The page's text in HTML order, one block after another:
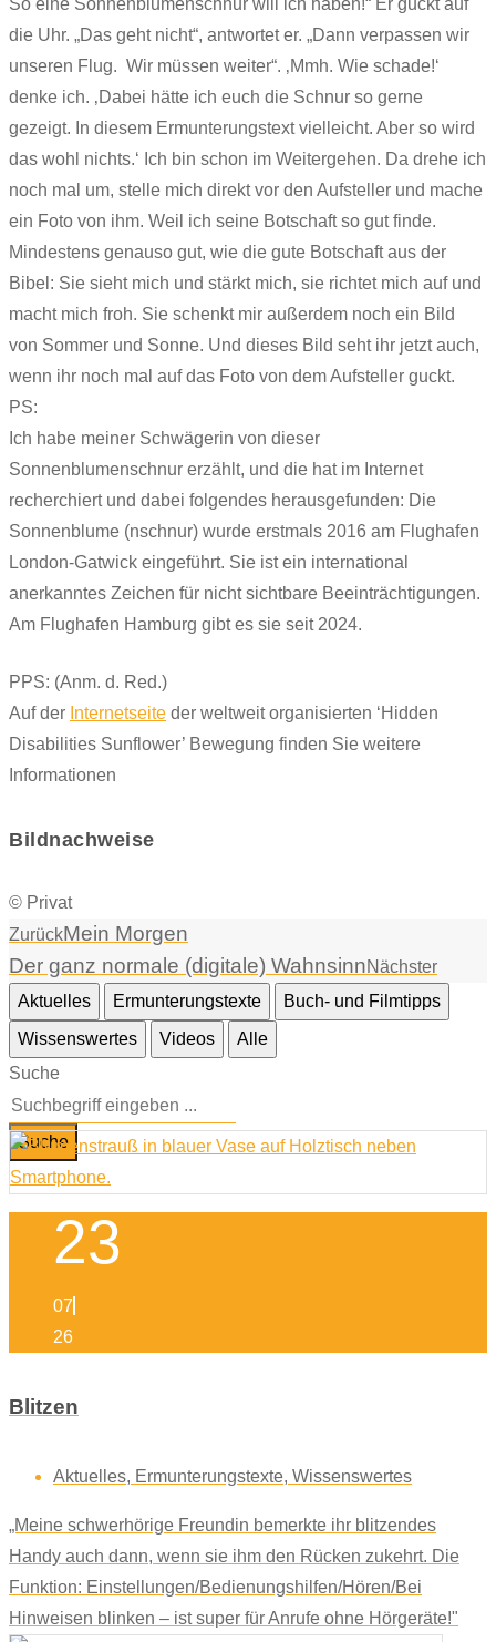
So eine Sonnenblumenschnur will ich haben!“ Er guckt auf
die Uhr. „Das geht nicht“, antwortet er. „Dann verpassen wir
unseren Flug. Wir müssen weiter“. ‚Mmh. Wie schade!‘
denke ich. ‚Dabei hätte ich euch die Schnur so gerne
gezeigt. In diesem Ermunterungstext vielleicht. Aber so wird
das wohl nichts.‘ Ich bin schon im Weitergehen. Da drehe ich
noch mal um, stelle mich direkt vor den Aufsteller und mache
ein Foto von ihm. Weil ich seine Botschaft so gut finde.
Mindestens genauso gut, wie die gute Botschaft aus der
Bibel: Sie sieht mich und stärkt mich, sie richtet mich auf und
macht mich froh. Sie schenkt mir außerdem noch ein Bild
von Sommer und Sonne. Und dieses Bild seht ihr jetzt auch,
wenn ihr noch mal auf das Foto von dem Aufsteller guckt.
PS:
Ich habe meiner Schwägerin von dieser
Sonnenblumenschnur erzählt, und die hat im Internet
recherchiert und dabei folgendes herausgefunden: Die
Sonnenblume (nschnur) wurde erstmals 2016 am Flughafen
London-Gatwick eingeführt. Sie ist ein international
anerkanntes Zeichen für nicht sichtbare Beeinträchtigungen.
Am Flughafen Hamburg gibt es sie seit 2024.
PPS: (Anm. d. Red.)
Auf der Internetseite der weltweit organisierten ‘Hidden
Disabilities Sunflower’ Bewegung finden Sie weitere
Informationen
Bildnachweise
© Privat
ZurückMein Morgen
Der ganz normale (digitale) WahnsinnNächster
Aktuelles
Ermunterungstexte
Buch- und Filmtipps
Wissenswertes
Videos
Alle
Suche
Suche
23
07
26
Blitzen
Aktuelles, Ermunterungstexte, Wissenswertes
„Meine schwerhörige Freundin bemerkte ihr blitzendes
Handy auch dann, wenn sie ihm den Rücken zukehrt. Die
Funktion: Einstellungen/Bedienungshilfen/Hören/Bei
Hinweisen blinken – ist super für Anrufe ohne Hörgeräte!"